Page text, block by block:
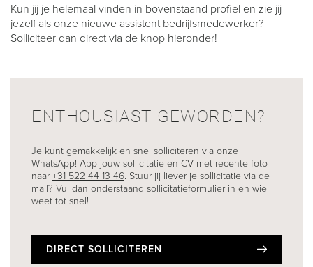
Kun jij je helemaal vinden in bovenstaand profiel en zie jij
jezelf als onze nieuwe assistent bedrijfsmedewerker?
Solliciteer dan direct via de knop hieronder!
ENTHOUSIAST GEWORDEN?
Je kunt gemakkelijk en snel solliciteren via onze
WhatsApp! App jouw sollicitatie en CV met recente foto
naar +31 522 44 13 46. Stuur jij liever je sollicitatie via de
mail? Vul dan onderstaand sollicitatieformulier in en wie
weet tot snel!
DIRECT SOLLICITEREN